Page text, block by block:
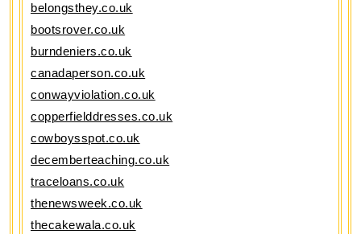
belongsthey.co.uk
bootsrover.co.uk
burndeniers.co.uk
canadaperson.co.uk
conwayviolation.co.uk
copperfielddresses.co.uk
cowboysspot.co.uk
decemberteaching.co.uk
traceloans.co.uk
thenewsweek.co.uk
thecakewala.co.uk